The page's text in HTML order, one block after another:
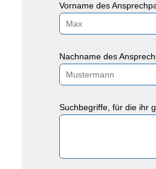
Vorname des
Nachname des
Suchbegriffe, für die ihr